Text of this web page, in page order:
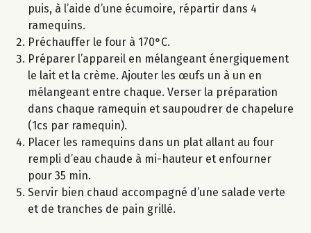
puis, à l’aide d’une écumoire, répartir dans 4
ramequins.
Préchauffer le four à 170°C.
Préparer l’appareil en mélangeant énergiquement
le lait et la crème. Ajouter les œufs un à un en
mélangeant entre chaque. Verser la préparation
dans chaque ramequin et saupoudrer de chapelure
(1cs par ramequin).
Placer les ramequins dans un plat allant au four
rempli d’eau chaude à mi-hauteur et enfourner
pour 35 min.
Servir bien chaud accompagné d’une salade verte
et de tranches de pain grillé.